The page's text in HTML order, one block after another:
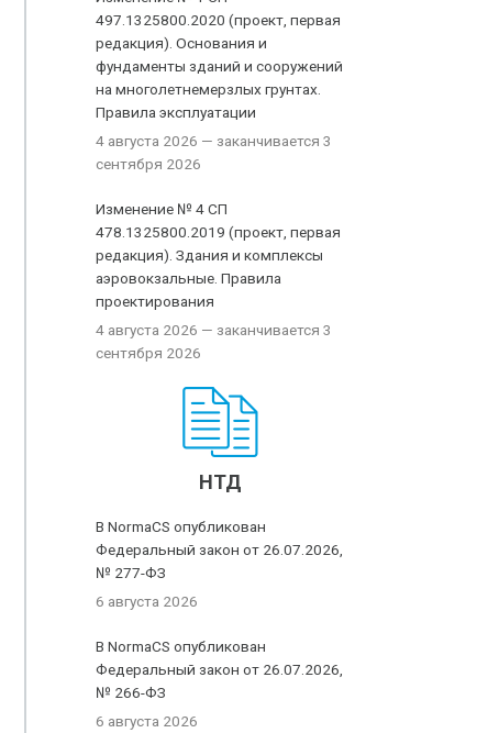
497.1325800.2020 (проект, первая
редакция). Основания и
фундаменты зданий и сооружений
на многолетнемерзлых грунтах.
Правила эксплуатации
4 августа 2026 — заканчивается 3
сентября 2026
Изменение № 4 СП
478.1325800.2019 (проект, первая
редакция). Здания и комплексы
аэровокзальные. Правила
проектирования
4 августа 2026 — заканчивается 3
сентября 2026
НТД
В NormaCS опубликован
Федеральный закон от 26.07.2026,
№ 277-ФЗ
6 августа 2026
В NormaCS опубликован
Федеральный закон от 26.07.2026,
№ 266-ФЗ
6 августа 2026